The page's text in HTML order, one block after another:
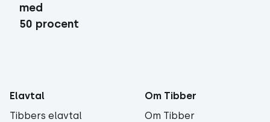
med
50 procent
Elavtal
Tibbers elavtal
Om Tibber
Om Tibber